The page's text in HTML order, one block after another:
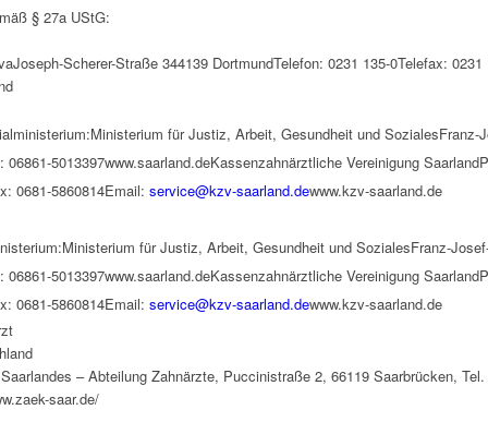
§ 27a UStG:
Scherer-Straße 344139 DortmundTelefon: 0231 135-0Telefax: 0231
für Justiz, Arbeit, Gesundheit und SozialesFranz-
06861-5013397www.saarland.deKassenzahnärztliche Vereinigung
0681-5860814Email: service@kzv-saarland.dewww.kzv-saarland.de
für Justiz, Arbeit, Gesundheit und SozialesFranz-
06861-5013397www.saarland.deKassenzahnärztliche Vereinigung
0681-5860814Email: service@kzv-saarland.dewww.kzv-saarland.de
– Abteilung Zahnärzte, Puccinistraße 2, 66119 Saarbrücken,
saar.de/